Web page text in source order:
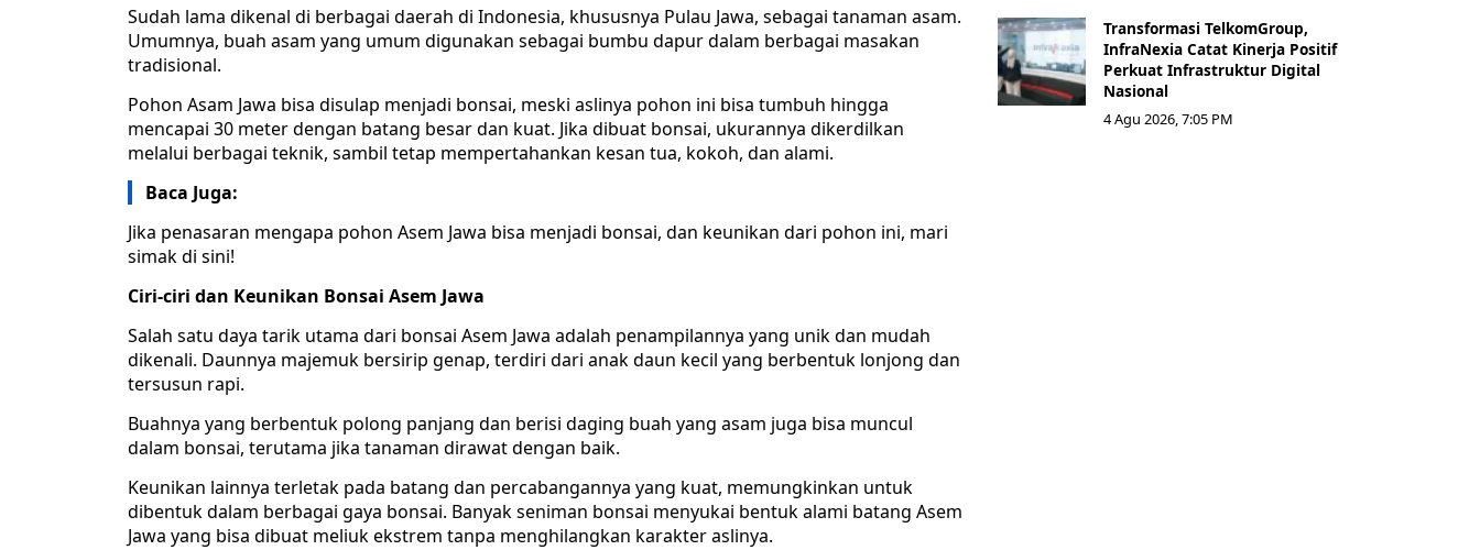
Sudah lama dikenal di berbagai daerah di Indonesia, khususnya Pulau Jawa, sebagai tanaman asam.
Umumnya, buah asam yang umum digunakan sebagai bumbu dapur dalam berbagai masakan
tradisional.
Pohon Asam Jawa bisa disulap menjadi bonsai, meski aslinya pohon ini bisa tumbuh hingga
mencapai 30 meter dengan batang besar dan kuat. Jika dibuat bonsai, ukurannya dikerdilkan
melalui berbagai teknik, sambil tetap mempertahankan kesan tua, kokoh, dan alami.
Baca Juga:
Jika penasaran mengapa pohon Asem Jawa bisa menjadi bonsai, dan keunikan dari pohon ini, mari
simak di sini!
Ciri-ciri dan Keunikan Bonsai Asem Jawa
Salah satu daya tarik utama dari bonsai Asem Jawa adalah penampilannya yang unik dan mudah
dikenali. Daunnya majemuk bersirip genap, terdiri dari anak daun kecil yang berbentuk lonjong dan
tersusun rapi.
Buahnya yang berbentuk polong panjang dan berisi daging buah yang asam juga bisa muncul
dalam bonsai, terutama jika tanaman dirawat dengan baik.
Keunikan lainnya terletak pada batang dan percabangannya yang kuat, memungkinkan untuk
dibentuk dalam berbagai gaya bonsai. Banyak seniman bonsai menyukai bentuk alami batang Asem
Jawa yang bisa dibuat meliuk ekstrem tanpa menghilangkan karakter aslinya.
Transformasi TelkomGroup,
InfraNexia Catat Kinerja Positif
Perkuat Infrastruktur Digital
Nasional
4 Agu 2026, 7:05 PM